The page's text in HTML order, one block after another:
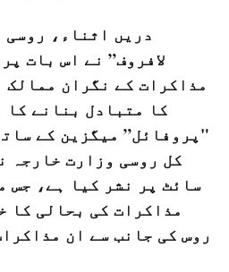
دریں اثناء،
لافروف” نے اس بات
مذاکرات کے نگران
کا متبادل بنانے کا
"پروفائل” میگزین کے
کل روسی وزارت خارجہ
سائٹ پر نشر کیا ہے، جس
مذاکرات کی بحالی کا
روس کی جانب سے ان